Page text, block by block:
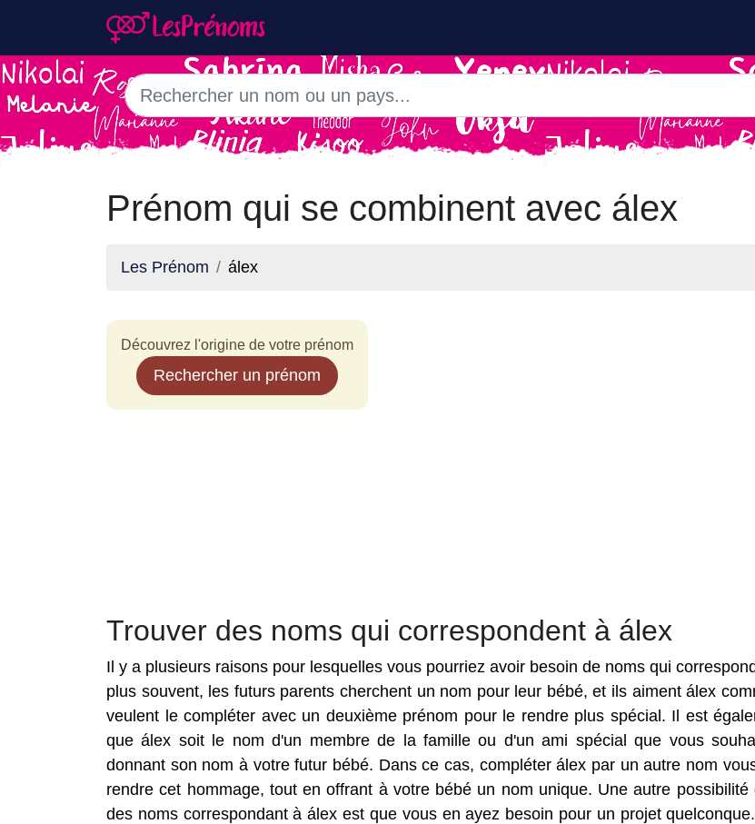
Prénom qui se combinent avec álex
Les Prénom álex
Découvrez l'origine de votre prénom
Rechercher un prénom
Trouver des noms qui correspondent à álex
Il y a plusieurs raisons pour lesquelles vous pourriez avoir besoin de noms qui
plus souvent, les futurs parents cherchent un nom pour leur bébé, et ils aiment álex
veulent le compléter avec un deuxième prénom pour le rendre plus spécial. Il est
que álex soit le nom d'un membre de la famille ou d'un ami spécial que vous
donnant son nom à votre futur bébé. Dans ce cas, compléter álex par un autre nom
rendre cet hommage, tout en offrant à votre bébé un nom unique. Une autre possibilité
des noms correspondant à álex est que vous en ayez besoin pour un projet